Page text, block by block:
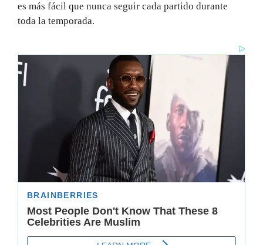
es más fácil que nunca seguir cada partido durante
toda la temporada.